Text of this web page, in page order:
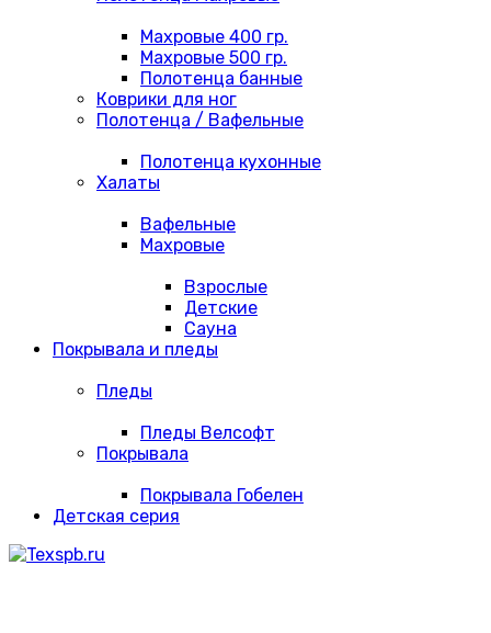
Махровые 400 гр.
Махровые 500 гр.
Полотенца банные
Коврики для ног
Полотенца / Вафельные
Полотенца кухонные
Халаты
Вафельные
Махровые
Взрослые
Детские
Сауна
Покрывала и пледы
Пледы
Пледы Велсофт
Покрывала
Покрывала Гобелен
Детская серия